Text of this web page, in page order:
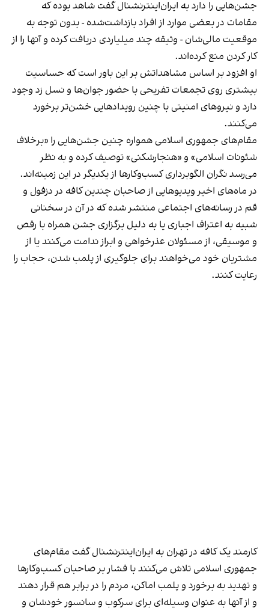
جشن‌هایی را دارد به ایران‌اینترنشنال گفت شاهد بوده که
مقامات در بعضی موارد از افراد بازداشت‌‌شده - بدون توجه به
موقعیت مالی‌شان - وثیقه چند میلیاردی دریافت کرده و آنها را از
کار کردن منع کرده‌اند.
او افزود بر اساس مشاهداتش بر این باور است که حساسیت
بیشتری روی تجمعات تفریحی با حضور جوان‌ها و نسل زد وجود
دارد و نیروهای امنیتی با چنین رویدادهایی خشن‌تر برخورد
می‌کنند.
مقام‌های جمهوری اسلامی همواره چنین جشن‌هایی را «برخلاف
شئونات اسلامی» و «هنجارشکنی» توصیف کرده و به نظر
می‌رسد نگران الگوبرداری کسب‌وکارها از یکدیگر در این زمینه‌اند.
در ماه‌های اخیر ویدیوهایی از صاحبان چندین کافه در دزفول و
قم در رسانه‌های اجتماعی منتشر شده که در آن در سخنانی
شبیه به اعتراف اجباری یا به دلیل برگزاری جشن همراه با رقص
و موسیقی، از مسئولان عذرخواهی و ابراز ندامت می‌کنند یا از
مشتریان خود می‌خواهند برای جلوگیری از پلمب شدن، حجاب را
رعایت کنند.
کارمند یک کافه در تهران به ایران‌اینترنشنال گفت مقام‌های
جمهوری اسلامی تلاش می‌کنند با فشار بر صاحبان کسب‌وکارها
و تهدید به برخورد و پلمب اماکن، مردم را در برابر هم قرار دهند
و از آنها به عنوان وسیله‌ای برای سرکوب و سانسور خودشان و